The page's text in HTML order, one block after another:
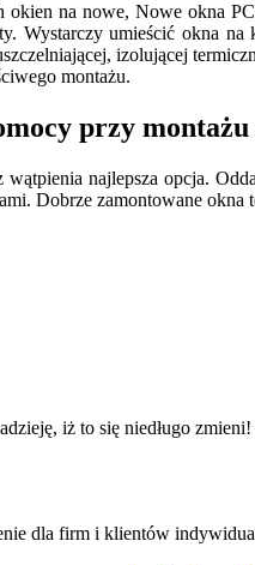
na nowe, Nowe okna
Wystarczy umieścić okna
izolującej
montażu.
przy
najlepsza opcja.
Dobrze zamontowane
iż to się niedługo